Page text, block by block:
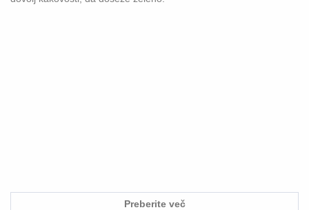
Preberite več